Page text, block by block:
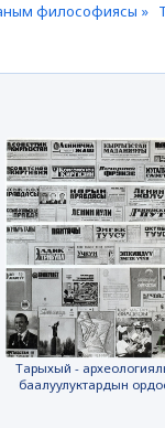
философиясы »
Тарыхый -
баалуулуктардын